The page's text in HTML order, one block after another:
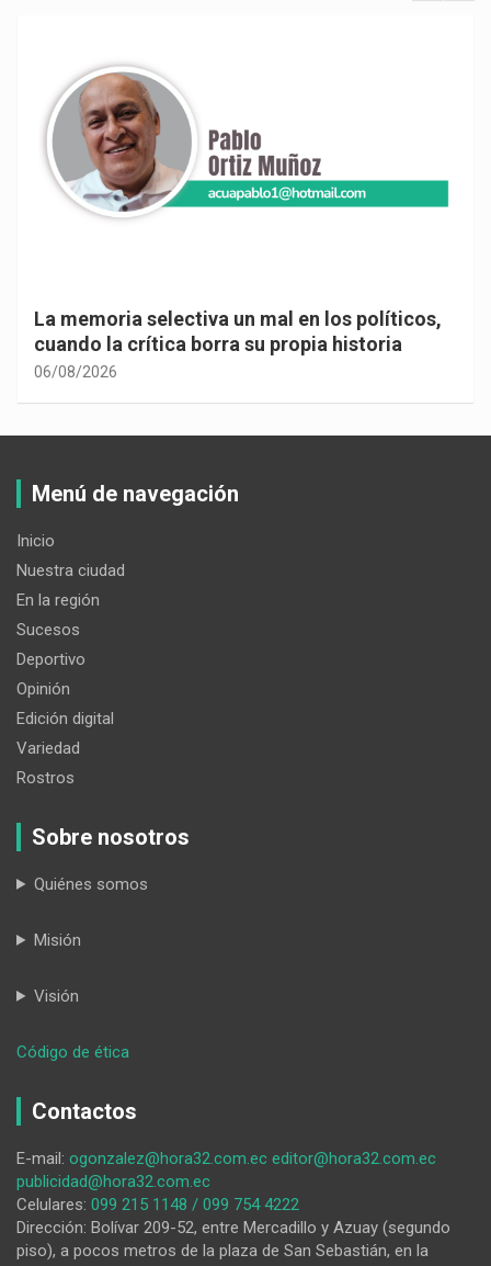
La memoria selectiva un mal en los políticos,
cuando la crítica borra su propia historia
06/08/2026
Menú de navegación
Inicio
Nuestra ciudad
En la región
Sucesos
Deportivo
Opinión
Edición digital
Variedad
Rostros
Sobre nosotros
Quiénes somos
Misión
Visión
Código de ética
lleva
la
campaña
solidaria
‘Unidos
por
Contactos
E-mail: ogonzalez@hora32.com.ec editor@hora32.com.ec
publicidad@hora32.com.ec
Celulares: 099 215 1148 / 099 754 4222
Dirección: Bolívar 209-52, entre Mercadillo y Azuay (segundo
piso), a pocos metros de la plaza de San Sebastián, en la